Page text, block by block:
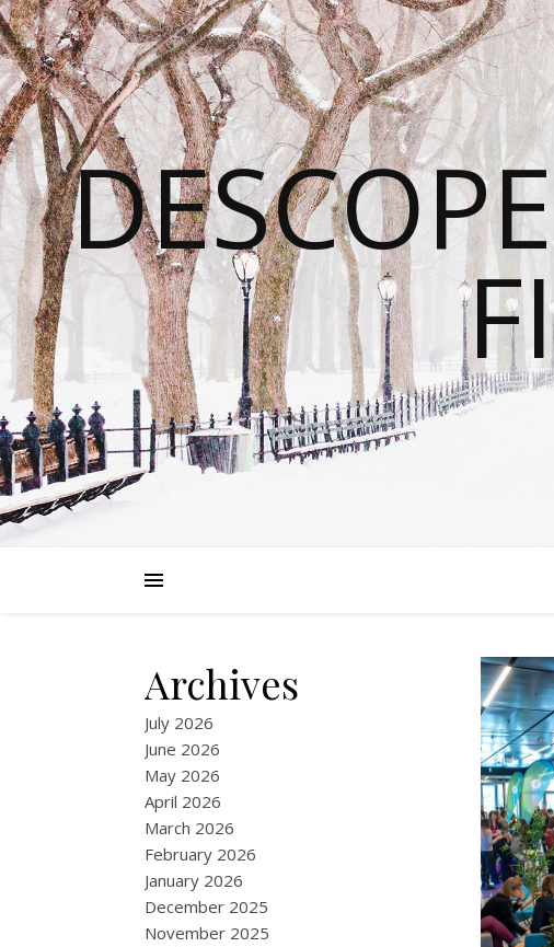
Archives
July 2026
June 2026
May 2026
April 2026
March 2026
February 2026
January 2026
December 2025
November 2025